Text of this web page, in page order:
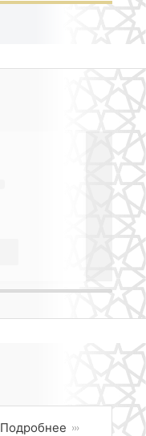
Подробнее ›››